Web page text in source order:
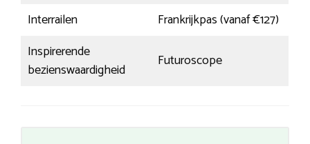
Interrailen
Frankrijkpas (vanaf €127)
Inspirerende
bezienswaardigheid
Futuroscope